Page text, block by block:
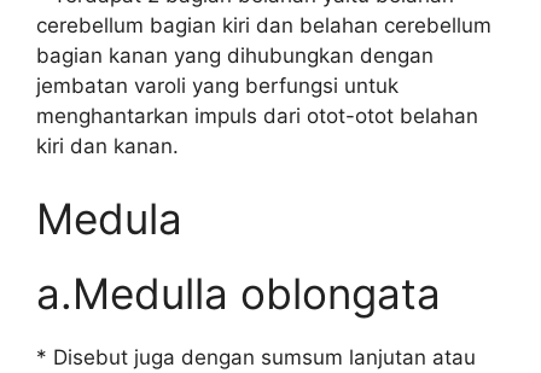
cerebellum bagian kiri dan belahan cerebellum
bagian kanan yang dihubungkan dengan
jembatan varoli yang berfungsi untuk
menghantarkan impuls dari otot-otot belahan
kiri dan kanan.
Medula
a.Medulla oblongata
* Disebut juga dengan sumsum lanjutan atau